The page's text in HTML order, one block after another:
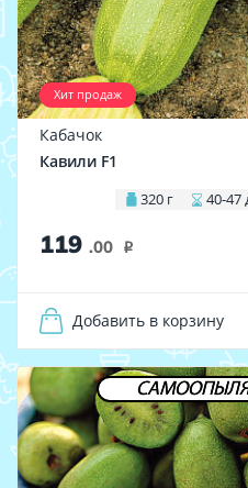
Хит продаж
Кабачок
Кавили F1
320 г 40-47
119 .00 i
Добавить в корзину